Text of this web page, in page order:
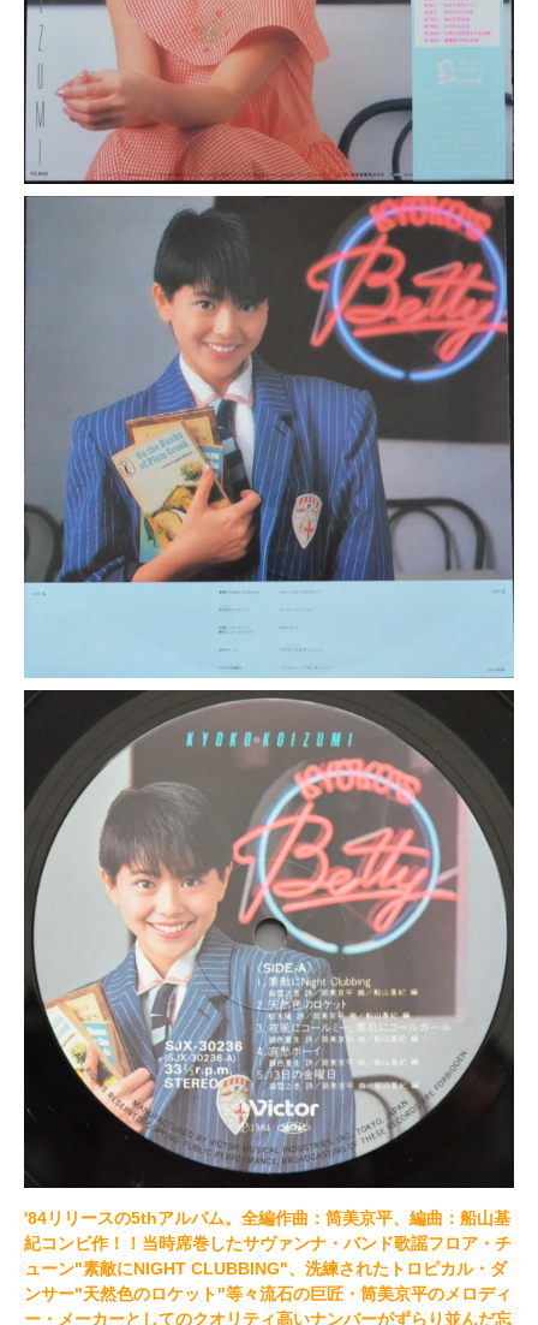
'84リリースの5thアルバム。全編作曲：筒美京平、編曲：船山基
紀コンビ作！！当時席巻したサヴァンナ・バンド歌謡フロア・チ
ューン"素敵にNIGHT CLUBBING"、洗練されたトロピカル・ダ
ンサー"天然色のロケット"等々流石の巨匠・筒美京平のメロディ
ー・メーカーとしてのクオリティ高いナンバーがずらり並んだ忘